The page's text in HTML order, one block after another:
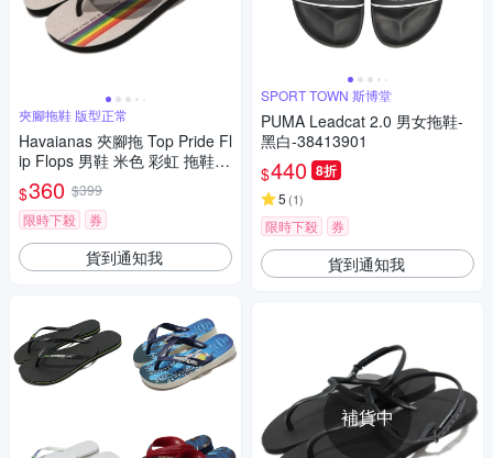
夾腳拖鞋 版型正常
Havaianas 夾腳拖 Top Pride Fl
ip Flops 男鞋 米色 彩虹 拖鞋
人字拖 Pride 41466731069U
$360 $399
限時下殺
券
貨到通知我
SPORT TOWN 斯博堂
PUMA Leadcat 2.0 男女拖鞋-
黑白-38413901
$440 8折
5 (1)
限時下殺 券
貨到通知我
補貨中